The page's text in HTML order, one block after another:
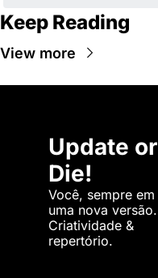
Keep Reading
View more
Update or
Die!
Você, sempre em
uma nova versão.
Criatividade &
repertório.